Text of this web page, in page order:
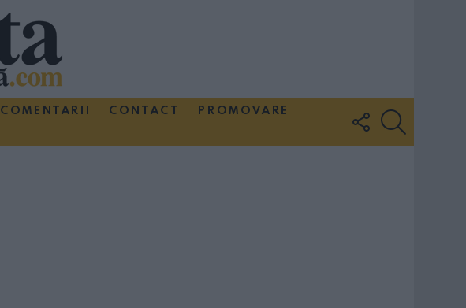
COMENTARII CONTACT
PROMOVARE
FOLLOW
US